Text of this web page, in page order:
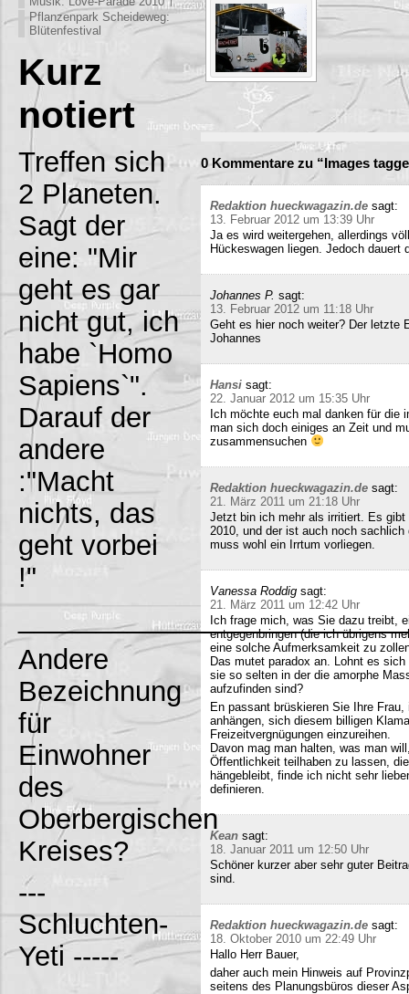
Pflanzenpark Scheideweg:
Blütenfestival
Kurz
notiert
Treffen sich
2 Planeten.
Sagt der
eine: "Mir
geht es gar
nicht gut, ich
habe `Homo
Sapiens`".
Darauf der
andere
:"Macht
nichts, das
geht vorbei
!"
Andere
Bezeichnung
für
Einwohner
des
Oberbergischen
Kreises?
---
Schluchten-
Yeti -----
0 Kommentare zu “Images
Redaktion hueckwagazin.de sagt:
13. Februar 2012 um 13:39 Uhr
Ja es wird weitergehen, allerdings
Hückeswagen liegen. Jedoch
Johannes P. sagt:
13. Februar 2012 um 11:18 Uhr
Geht es hier noch weiter? Der letzte
Johannes
Hansi sagt:
22. Januar 2012 um 15:35 Uhr
Ich möchte euch mal danken für die
man sich doch einiges an Zeit und
zusammensuchen
Redaktion hueckwagazin.de sagt:
21. März 2011 um 21:18 Uhr
Jetzt bin ich mehr als irritiert. Es gibt
2010, und der ist auch noch
muss wohl ein Irrtum vorliegen.
Vanessa Roddig sagt:
21. März 2011 um 12:42 Uhr
Ich frage mich, was Sie dazu treibt,
entgegenbringen (die ich übrigens
eine solche Aufmerksamkeit zu
Das mutet paradox an. Lohnt es
sie so selten in der die amorphe
aufzufinden sind?
En passant brüskieren Sie Ihre
anhängen, sich diesem billigen
Freizeitvergnügungen einzureihen.
Davon mag man halten, was man
Öffentlichkeit teilhaben zu lassen,
hängebleibt, finde ich nicht sehr
definieren.
Kean sagt:
18. Januar 2011 um 12:50 Uhr
Schöner kurzer aber sehr guter
sind.
Redaktion hueckwagazin.de sagt:
18. Oktober 2010 um 22:49 Uhr
Hallo Herr Bauer,
daher auch mein Hinweis auf
seitens des Planungsbüros dieser